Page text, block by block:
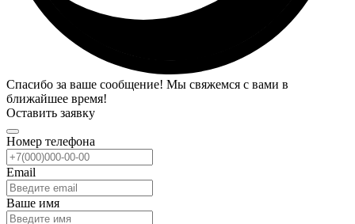
Спасибо за ваше сообщение! Мы свяжемся с вами в
ближайшее время!
Оставить заявку
Номер телефона
Email
Ваше имя